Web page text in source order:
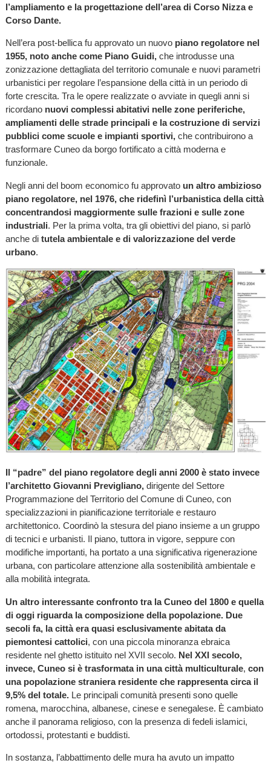
l’ampliamento e la progettazione dell’area di Corso Nizza e
Corso Dante.
Nell’era post-bellica fu approvato un nuovo piano regolatore nel
1955, noto anche come Piano Guidi,che introdusse una
zonizzazione dettagliata del territorio comunale e nuovi parametri
urbanistici per regolare l’espansione della città in un periodo di
forte crescita. Tra le opere realizzate o avviate in quegli anni si
ricordanonuovi complessi abitativi nelle zone periferiche,
ampliamenti delle strade principali e la costruzione di servizi
pubblici come scuole e impianti sportivi,che contribuirono a
trasformare Cuneo da borgo fortificato a città moderna e
funzionale.
Negli anni del boom economico fu approvato un altro ambizioso
piano regolatore, nel 1976, che ridefinì l’urbanistica della città
concentrandosi maggiormente sulle frazioni e sulle zone
industriali. Per la prima volta, tra gli obiettivi del piano, si parlò
anche di tutela ambientale e di valorizzazione del verde
urbano.
Il “padre” del piano regolatore degli anni 2000 è stato invece
l’architetto Giovanni Previgliano,dirigente del Settore
Programmazione del Territorio del Comune di Cuneo, con
specializzazioni in pianificazione territoriale e restauro
architettonico. Coordinò la stesura del piano insieme a un gruppo
di tecnici e urbanisti. Il piano, tuttora in vigore, seppure con
modifiche importanti, ha portato a una significativa rigenerazione
urbana, con particolare attenzione alla sostenibilità ambientale e
alla mobilità integrata.
Un altro interessante confronto tra la Cuneo del 1800 e quella
di oggi riguarda la composizione della popolazione. Due
secoli fa, la città era quasi esclusivamente abitata da
piemontesi cattolici, con una piccola minoranza ebraica
residente nel ghetto istituito nel XVII secolo. Nel XXI secolo,
invece, Cuneo si è trasformata in una città multiculturale, con
una popolazione straniera residente che rappresenta circa il
9,5% del totale.Le principali comunità presenti sono quelle
romena, marocchina, albanese, cinese e senegalese. È cambiato
anche il panorama religioso, con la presenza di fedeli islamici,
ortodossi, protestanti e buddisti.
In sostanza, l’abbattimento delle mura ha avuto un impatto